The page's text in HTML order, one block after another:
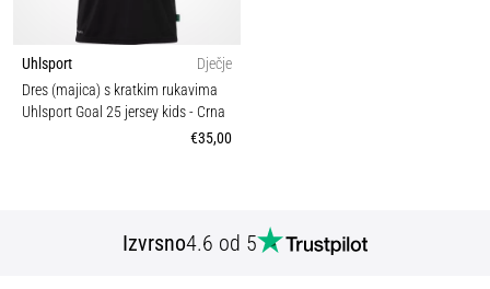
Uhlsport
Dječje
Dres (majica) s kratkim rukavima
Uhlsport Goal 25 jersey kids- Crna
€35,00
Izvrsno4.6 od 5